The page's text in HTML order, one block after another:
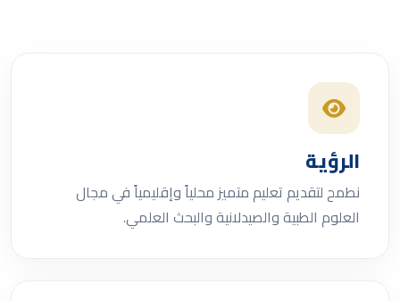
الرؤية
نطمح لتقديم تعليم متميز محلياً وإقليمياً في مجال
العلوم الطبية والصيدلانية والبحث العلمي.